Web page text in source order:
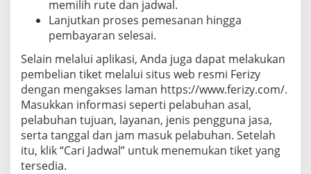
memilih rute dan jadwal.
Lanjutkan proses pemesanan hingga
pembayaran selesai.
Selain melalui aplikasi, Anda juga dapat melakukan
pembelian tiket melalui situs web resmi Ferizy
dengan mengakses laman https://www.ferizy.com/.
Masukkan informasi seperti pelabuhan asal,
pelabuhan tujuan, layanan, jenis pengguna jasa,
serta tanggal dan jam masuk pelabuhan. Setelah
itu, klik “Cari Jadwal” untuk menemukan tiket yang
tersedia.